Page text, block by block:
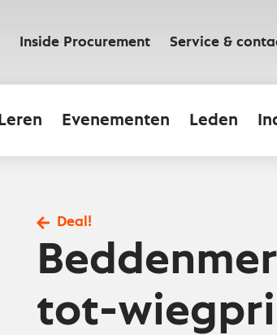
Inside Procurement Service &
Leren Evenementen Leden
Deal!
tot-